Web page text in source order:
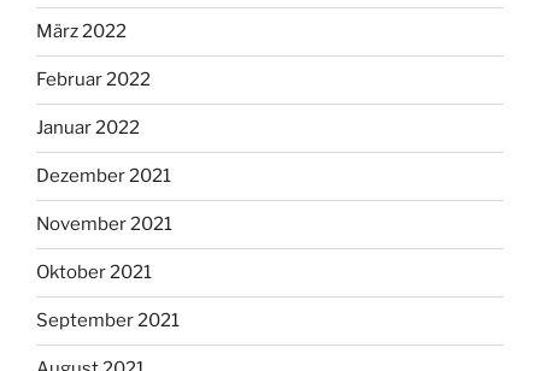
März 2022
Februar 2022
Januar 2022
Dezember 2021
November 2021
Oktober 2021
September 2021